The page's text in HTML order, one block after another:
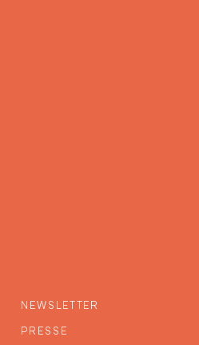
NEWSLETTER
PRESSE